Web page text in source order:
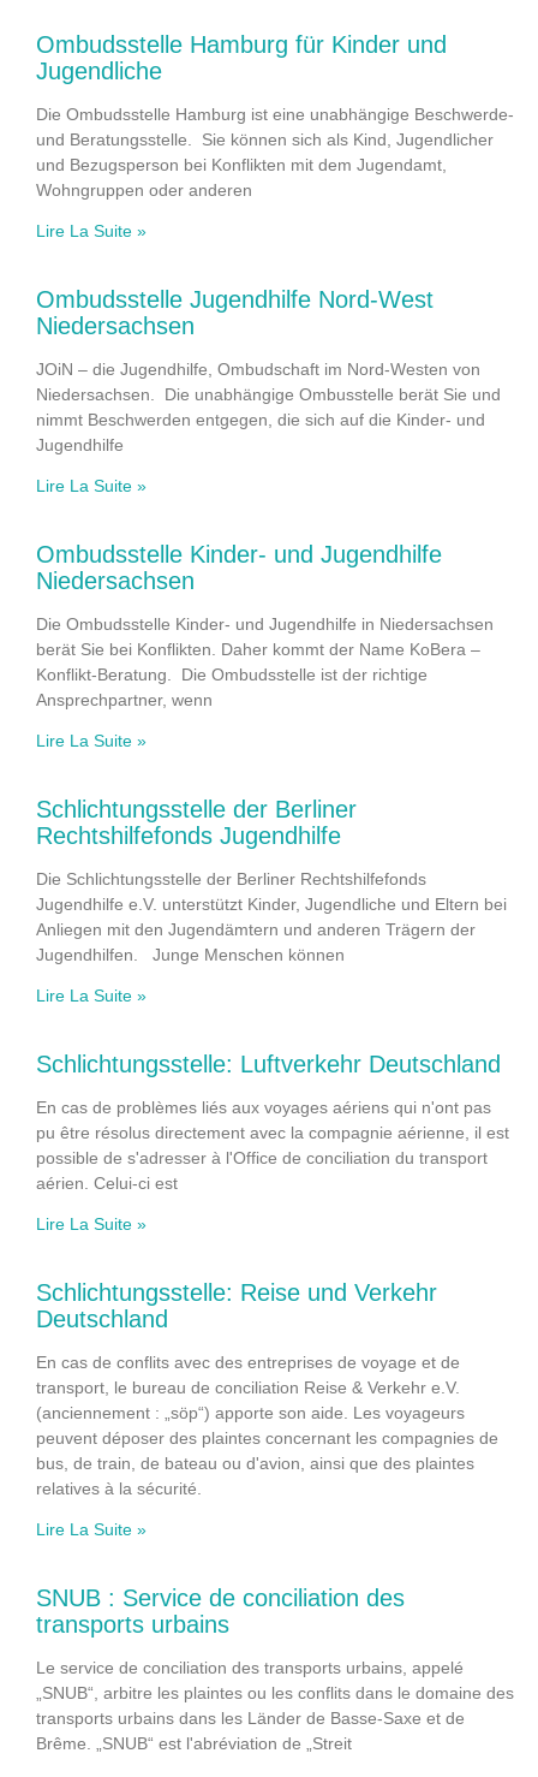
Ombudsstelle Hamburg für Kinder und
Jugendliche
Die Ombudsstelle Hamburg ist eine unabhängige Beschwerde-
und Beratungsstelle. Sie können sich als Kind, Jugendlicher
und Bezugsperson bei Konflikten mit dem Jugendamt,
Wohngruppen oder anderen
Lire La Suite »
Ombudsstelle Jugendhilfe Nord-West
Niedersachsen
JOiN – die Jugendhilfe, Ombudschaft im Nord-Westen von
Niedersachsen. Die unabhängige Ombusstelle berät Sie und
nimmt Beschwerden entgegen, die sich auf die Kinder- und
Jugendhilfe
Lire La Suite »
Ombudsstelle Kinder- und Jugendhilfe
Niedersachsen
Die Ombudsstelle Kinder- und Jugendhilfe in Niedersachsen
berät Sie bei Konflikten. Daher kommt der Name KoBera –
Konflikt-Beratung. Die Ombudsstelle ist der richtige
Ansprechpartner, wenn
Lire La Suite »
Schlichtungsstelle der Berliner
Rechtshilfefonds Jugendhilfe
Die Schlichtungsstelle der Berliner Rechtshilfefonds
Jugendhilfe e.V. unterstützt Kinder, Jugendliche und Eltern bei
Anliegen mit den Jugendämtern und anderen Trägern der
Jugendhilfen. Junge Menschen können
Lire La Suite »
Schlichtungsstelle: Luftverkehr Deutschland
En cas de problèmes liés aux voyages aériens qui n'ont pas
pu être résolus directement avec la compagnie aérienne, il est
possible de s'adresser à l'Office de conciliation du transport
aérien. Celui-ci est
Lire La Suite »
Schlichtungsstelle: Reise und Verkehr
Deutschland
En cas de conflits avec des entreprises de voyage et de
transport, le bureau de conciliation Reise & Verkehr e.V.
(anciennement : „söp“) apporte son aide. Les voyageurs
peuvent déposer des plaintes concernant les compagnies de
bus, de train, de bateau ou d'avion, ainsi que des plaintes
relatives à la sécurité.
Lire La Suite »
SNUB : Service de conciliation des
transports urbains
Le service de conciliation des transports urbains, appelé
„SNUB“, arbitre les plaintes ou les conflits dans le domaine des
transports urbains dans les Länder de Basse-Saxe et de
Brême. „SNUB“ est l'abréviation de „Streit